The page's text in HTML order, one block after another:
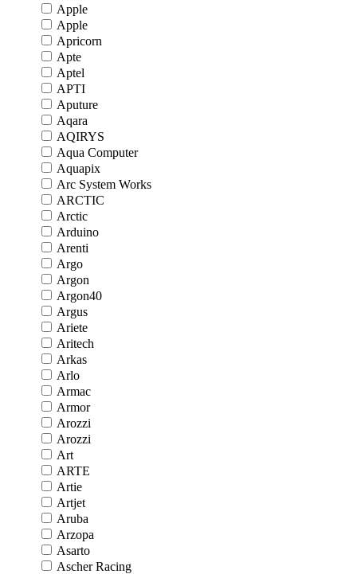
Apple
Apple
Apricorn
Apte
Aptel
APTI
Aputure
Aqara
AQIRYS
Aqua Computer
Aquapix
Arc System Works
ARCTIC
Arctic
Arduino
Arenti
Argo
Argon
Argon40
Argus
Ariete
Aritech
Arkas
Arlo
Armac
Armor
Arozzi
Arozzi
Art
ARTE
Artie
Artjet
Aruba
Arzopa
Asarto
Ascher Racing